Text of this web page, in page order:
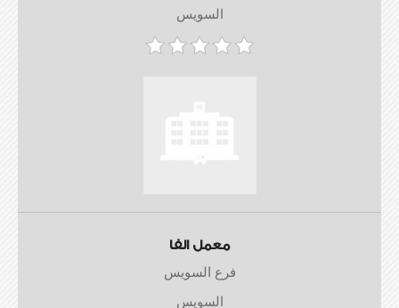
السويس
معمل الفا
فرع السويس
السويس